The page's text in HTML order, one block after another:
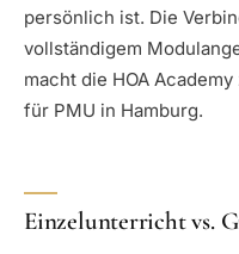
persönlich ist. Die
vollständigem
macht die HOA
für PMU in Hamburg.
Einzelunterricht vs.